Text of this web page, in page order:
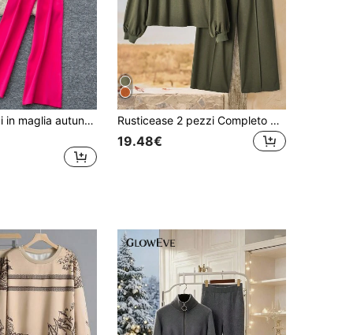
Set da 2 pezzi in maglia autunno/inverno da donna, elegante cardigan in maglia a maniche lunghe e giacca jacquard con pantaloni in maglia casual, outfit streetwear per donne
Rusticease 2 pezzi Completo donna casual in tinta unita minimalista, top a maniche lunghe e pantaloni. Set da 2 pezzi donna con maniche lunghe. Set comodo da 2 pezzi. Set casual da 2 pezzi donna. Set di pantaloni da 2 pezzi donna per l'autunno e l'inverno
19.48€